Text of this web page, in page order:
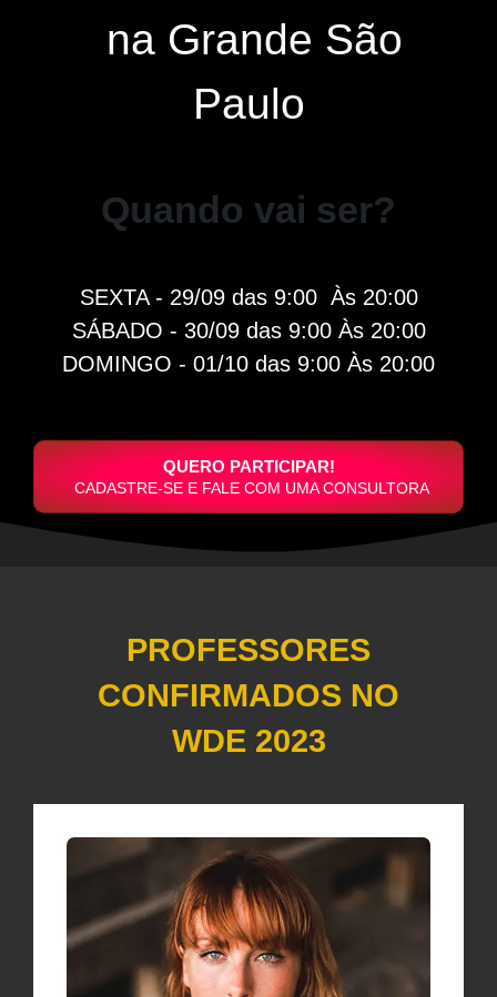
na Grande São
Paulo
Quando vai ser?
SEXTA - 29/09 das 9:00 Às 20:00
SÁBADO - 30/09 das 9:00 Às 20:00
DOMINGO - 01/10 das 9:00 Às 20:00
QUERO PARTICIPAR!
CADASTRE-SE E FALE COM UMA CONSULTORA
PROFESSORES
CONFIRMADOS NO
WDE 2023